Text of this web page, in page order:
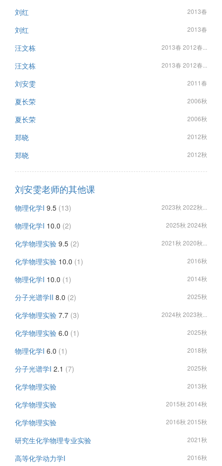
刘红 2013春
刘红 2013春
汪文栋 2013春 2012春...
汪文栋 2013春 2012春...
刘安雯 2011春
夏长荣 2006秋
夏长荣 2006秋
郑晓 2012秋
郑晓 2012秋
刘安雯老师的其他课
物理化学I 9.5 (13) 2023秋 2022秋...
物理化学I 10.0 (2) 2025秋 2024秋
化学物理实验 9.5 (2) 2021秋 2020秋...
化学物理实验 10.0 (1) 2016秋
物理化学I 10.0 (1) 2014秋
分子光谱学II 8.0 (2) 2025秋
化学物理实验 7.7 (3) 2024秋 2023秋...
化学物理实验 6.0 (1) 2025秋
物理化学I 6.0 (1) 2018秋
分子光谱学I 2.1 (7) 2025秋
化学物理实验 2013秋
化学物理实验 2015秋 2014秋
化学物理实验 2016秋 2015秋
研究生化学物理专业实验 2021秋
高等化学动力学I 2016秋